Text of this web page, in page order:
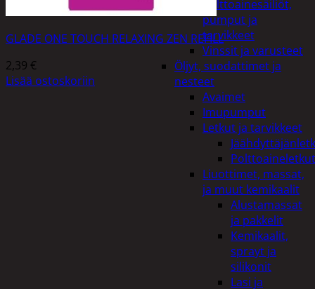
Polttoainesäiliöt,
pumput ja
tarvikkeet
Vinssit ja varusteet
Öljyt, suodattimet ja
nesteet
Avaimet
Imupumput
Letkut ja tarvikkeet
Polttoaineletkut
Liuottimet, massat,
ja muut kemikaalit
Alustamassat
ja pakkelit
Kemikaalit,
sprayt ja
silikonit
Lasi ja
GLADE ONE TOUCH RELAXING ZEN REFILL
2,39 €
Lisää ostoskoriin